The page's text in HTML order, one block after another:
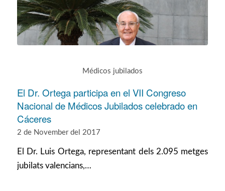
Médicos jubilados
El Dr. Ortega participa en el VII Congreso
Nacional de Médicos Jubilados celebrado en
Cáceres
2 de November del 2017
El Dr. Luis Ortega, representant dels 2.095 metges
jubilats valencians,…